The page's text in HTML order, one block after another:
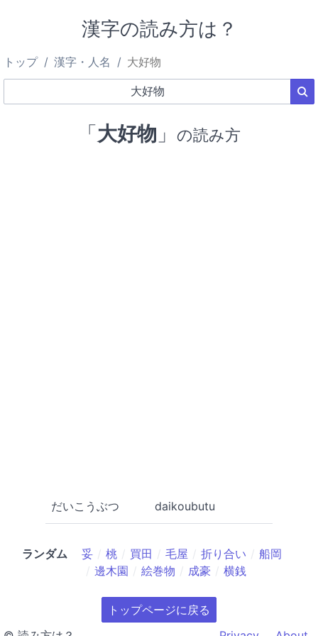
漢字の読み方は？
トップ 漢字・人名 大好物
「大好物 」 の読み方
だいこうぶつ daikoubutu
ランダム 妥 桃 買田 毛屋 折り合い
船岡
邊木園
絵巻物 成豪 横銭
トップページに戻る